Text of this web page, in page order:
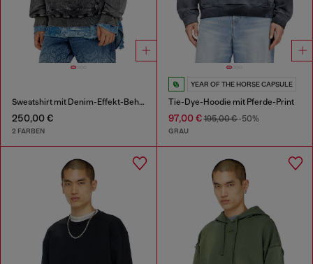
Sweatshirt mit Denim-Effekt-Behandlung
250,00 €
2 FARBEN
YEAR OF THE HORSE CAPSULE
Tie-Dye-Hoodie mit Pferde-Print
97,00 €195,00 €-50%
GRAU